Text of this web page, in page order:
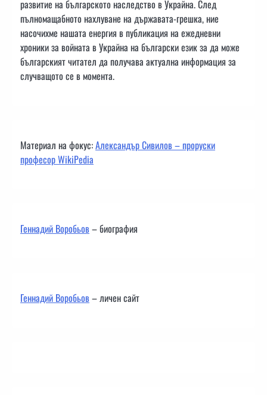
развитие на българското наследство в Украйна. След
пълномащабното нахлуване на държавата-грешка, ние
насочихме нашата енергия в публикация на ежедневни
хроники за войната в Украйна на български език за да може
българският читател да получава актуална информация за
случващото се в момента.
Материал на фокус:Александър Сивилов – проруски
професор WikiPedia
Геннадий Воробьов– биография
Геннадий Воробьов– личен сайт